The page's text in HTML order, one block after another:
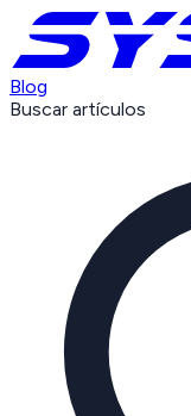
Blog
Buscar artículos